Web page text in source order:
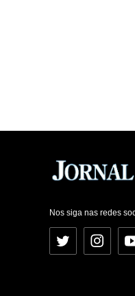
Nos siga nas redes
Twitter